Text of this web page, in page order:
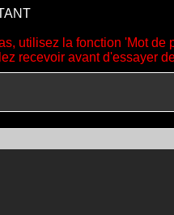
utilisez la fonction 'Mot de
recevoir avant d'essayer